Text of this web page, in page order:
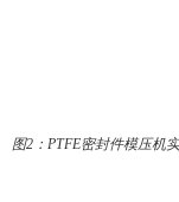
图2 ： PTFE密封件模压机